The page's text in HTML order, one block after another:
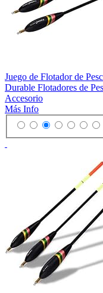
Juego de Flotador de
Durable Flotadores de
Accesorio
Más Info